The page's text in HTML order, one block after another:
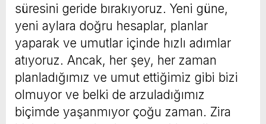
süresini geride bırakıyoruz. Yeni güne,
yeni aylara doğru hesaplar, planlar
yaparak ve umutlar içinde hızlı adımlar
atıyoruz. Ancak, her şey, her zaman
planladığımız ve umut ettiğimiz gibi bizi
olmuyor ve belki de arzuladığımız
biçimde yaşanmıyor çoğu zaman. Zira